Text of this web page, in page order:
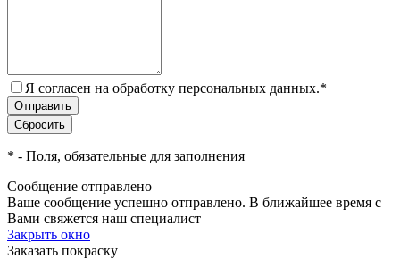
Я согласен на обработку персональных данных.*
* - Поля, обязательные для заполнения
Сообщение отправлено
Ваше сообщение успешно отправлено. В ближайшее время с
Вами свяжется наш специалист
Закрыть окно
Заказать покраску